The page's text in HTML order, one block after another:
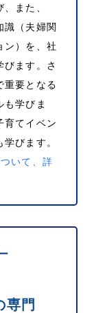
また、
識（夫婦関
ン）を、社
びます。さ
重要となる
も学びま
育てイベン
びます。
いて、詳
専門